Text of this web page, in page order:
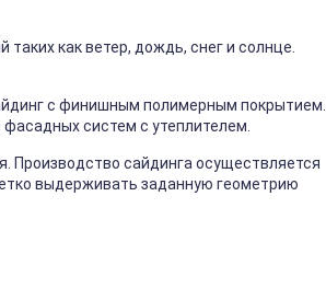
как ветер, дождь, снег и солнце.
с финишным полимерным покрытием.
систем с утеплителем.
Производство сайдинга осуществляется
выдерживать заданную геометрию